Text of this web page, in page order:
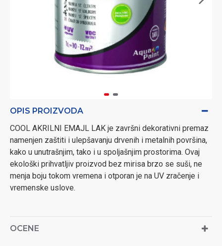
OPIS PROIZVODA
COOL AKRILNI EMAJL LAK je završni dekorativni premaz
namenjen zaštiti i ulepšavanju drvenih i metalnih površina,
kako u unutrašnjim, tako i u spoljašnjim prostorima. Ovaj
ekološki prihvatljiv proizvod bez mirisa brzo se suši, ne
menja boju tokom vremena i otporan je na UV zračenje i
vremenske uslove.
OCENE